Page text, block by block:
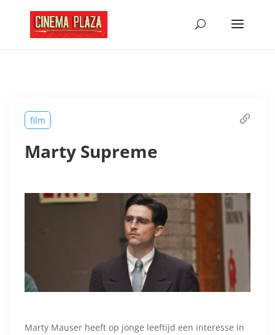
film
Marty Supreme
Marty Mauser heeft op jonge leeftijd een interesse in